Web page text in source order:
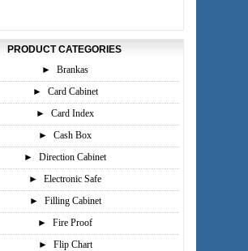
PRODUCT CATEGORIES
►
Brankas
►
Card Cabinet
►
Card Index
►
Cash Box
►
Direction Cabinet
►
Electronic Safe
►
Filling Cabinet
►
Fire Proof
►
Flip Chart